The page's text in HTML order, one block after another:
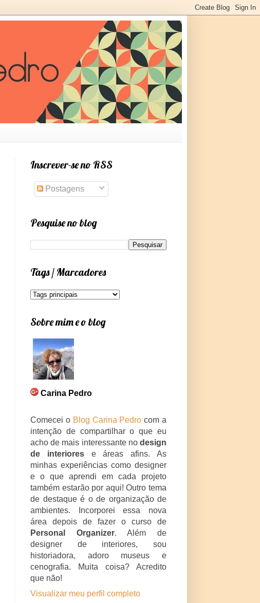
Inscrever-se no RSS
Postagens
Pesquise no blog
Tags / Marcadores
Sobre mim e o blog
Carina Pedro
Comecei o Blog Carina Pedro com a
intenção de compartilhar o que eu
acho de mais interessante no design
de interiorese áreas afins. As
minhas experiências como designer
e o que aprendi em cada projeto
também estarão por aqui! Outro tema
de destaque é o de organização de
ambientes. Incorporei essa nova
área depois de fazer o curso de
Personal Organizer. Além de
designer de interiores, sou
historiadora, adoro museus e
cenografia. Muita coisa? Acredito
que não!
Visualizar meu perfil completo